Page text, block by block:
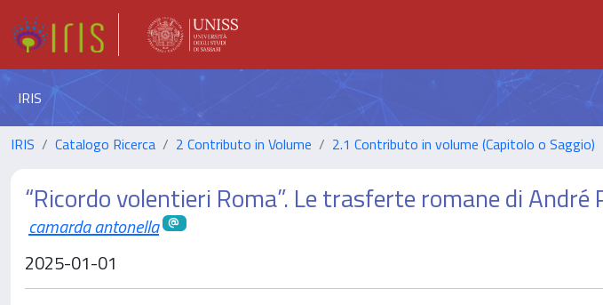
IRIS
IRIS Catalogo Ricerca 2 Contributo in Volume 2.1 Contributo in volume (Capitolo o Saggio)
“Ricordo volentieri Roma”. Le trasferte romane di André
camarda antonella
2025-01-01